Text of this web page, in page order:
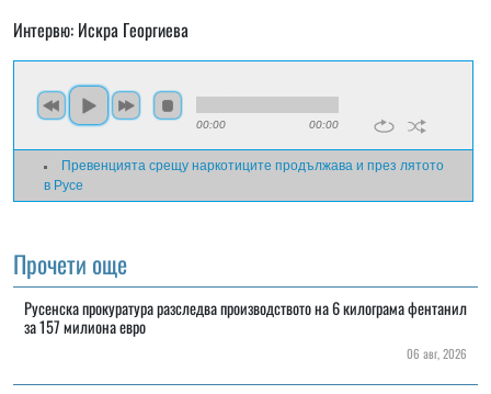
Интервю: Искра Георгиева
00:00 00:00
Превенцията срещу наркотиците продължава и през лятото
в Русе
Прочети още
Русенска прокуратура разследва производството на 6 килограма фентанил
за 157 милиона евро
06 авг, 2026